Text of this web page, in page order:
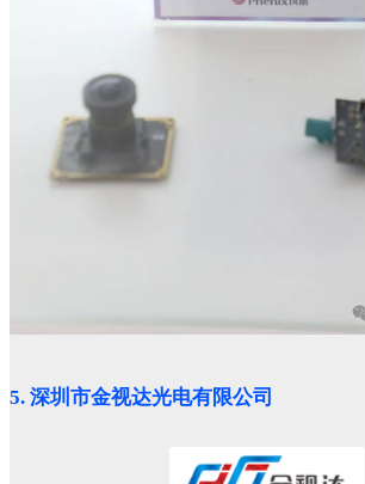
5. 深圳市金视达光电有限公司